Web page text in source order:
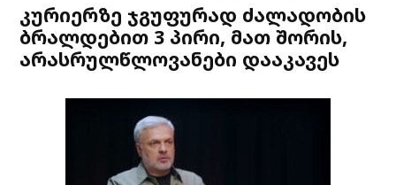
კურიერზე ჯგუფურად ძალადობის
ბრალდებით 3 პირი, მათ შორის,
არასრულწლოვანები დააკავეს